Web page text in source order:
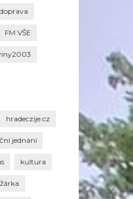
doprava
FM VŠE
hradeczije.cz
jednání
kultura